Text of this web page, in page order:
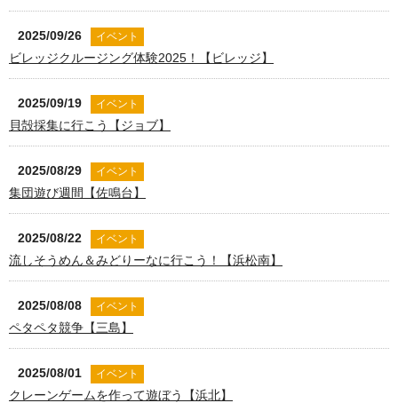
2025/09/26 イベント
ビレッジクルージング体験2025！【ビレッジ】
2025/09/19 イベント
貝殻採集に行こう【ジョブ】
2025/08/29 イベント
集団遊び週間【佐鳴台】
2025/08/22 イベント
流しそうめん＆みどりーなに行こう！【浜松南】
2025/08/08 イベント
ペタペタ競争【三島】
2025/08/01 イベント
クレーンゲームを作って遊ぼう【浜北】